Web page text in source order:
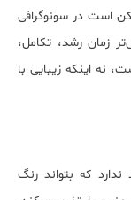
ممکن است در سونوگرافی
زمان رشد، تکامل،
نه اینکه زیبایی با
که بتواند رنگ